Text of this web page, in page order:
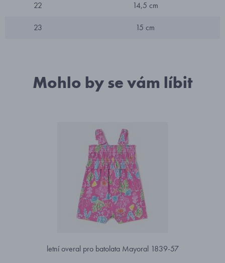
22 14,5 cm
23 15 cm
Mohlo by se vám líbit
letní overal pro batolata Mayoral 1839-57